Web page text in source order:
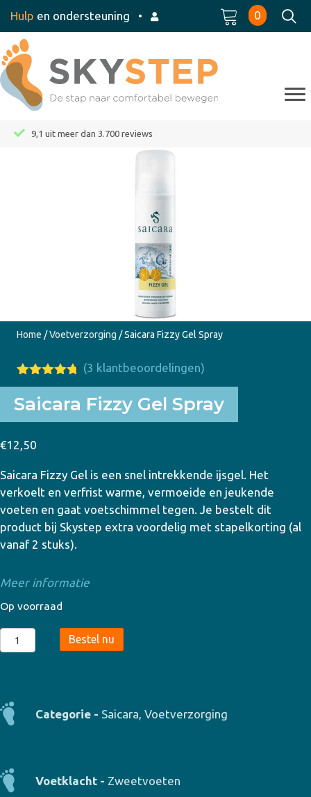
Hulp en ondersteuning • 0
9,1 uit meer dan 3.700 reviews
Home /Voetverzorging / Saicara Fizzy Gel Spray
Gewaardeer
d
4.67
5
gebaseerd
3
waardering
(3 klantbeoordelingen)
Saicara Fizzy Gel Spray
€12,50
Saicara Fizzy Gel is een snel intrekkende ijsgel. Het
verkoelt en verfrist warme, vermoeide en jeukende
voeten en gaat voetschimmel tegen. Je bestelt dit
product bij Skystep extra voordelig met stapelkorting (al
vanaf 2 stuks).
Meer informatie
Op voorraad
Saicara
Fizzy
aantal
Bestel nu
Categorie - Saicara, Voetverzorging
Voetklacht - Zweetvoeten